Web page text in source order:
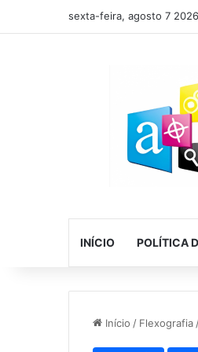
sexta-feira, agosto 7 2026
INÍCIO POLÍTICA
Início / Flexografia